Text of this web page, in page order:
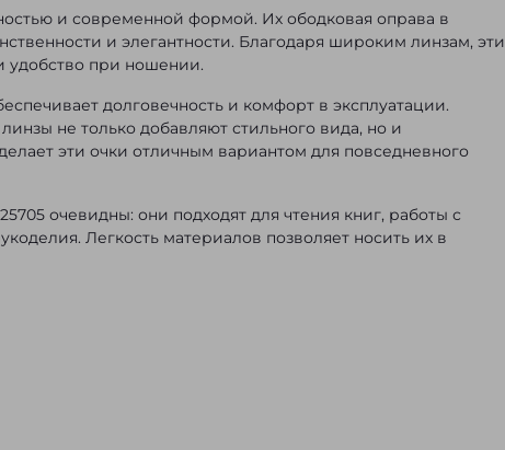
и современной формой. Их ободковая оправа в
и элегантности. Благодаря широким линзам, эти
удобство при ношении.
долговечность и комфорт в эксплуатации.
не только добавляют стильного вида, но и
эти очки отличным вариантом для повседневного
очевидны: они подходят для чтения книг, работы с
Легкость материалов позволяет носить их в